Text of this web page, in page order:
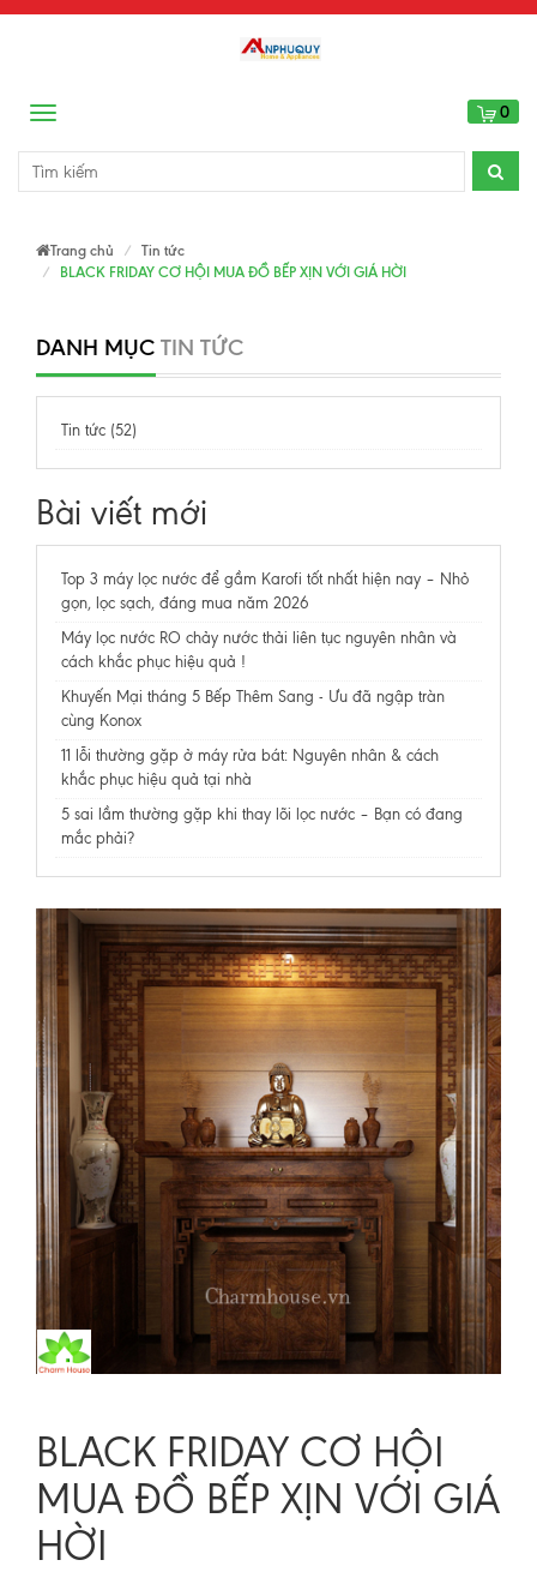
Menu 0
Trang chủ
Tin tức
BLACK FRIDAY CƠ HỘI MUA ĐỒ BẾP XỊN VỚI GIÁ HỜI
DANH MỤC TIN TỨC
Tin tức (52)
Bài viết mới
Top 3 máy lọc nước để gầm Karofi tốt nhất hiện nay – Nhỏ
gọn, lọc sạch, đáng mua năm 2026
Máy lọc nước RO chảy nước thải liên tục nguyên nhân và
cách khắc phục hiệu quả !
Khuyến Mại tháng 5 Bếp Thêm Sang - Ưu đã ngập tràn
cùng Konox
11 lỗi thường gặp ở máy rửa bát: Nguyên nhân & cách
khắc phục hiệu quả tại nhà
5 sai lầm thường gặp khi thay lõi lọc nước – Bạn có đang
mắc phải?
BLACK FRIDAY CƠ HỘI
MUA ĐỒ BẾP XỊN VỚI GIÁ
HỜI